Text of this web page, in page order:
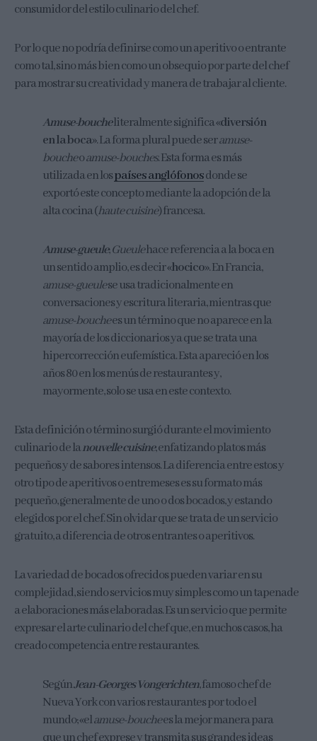
consumidor del estilo culinario del chef.
Por lo que no podría definirse como un aperitivo o entrante
como tal, sino más bien como un obsequio por parte del chef
para mostrar su creatividad y manera de trabajar al cliente.
Amuse-boucheliteralmente significa «diversión
en la boca». La forma plural puede seramuse-
boucheoamuse-bouches.​ Esta forma es más
utilizada en lospaíses anglófonosdonde se
exportó este concepto mediante la adopción de la
alta cocina (haute cuisine) francesa.
Amuse-gueule;Gueulehace referencia a la boca en
un sentido amplio, es decir «hocico». En Francia,
amuse-gueulese usa tradicionalmente en
conversaciones y escritura literaria, mientras que
amuse-bouchees un término que no aparece en la
mayoría de los diccionarios​ ya que se trata una
hipercorrección eufemística. Esta apareció en los
años 80​ en los menús de restaurantes y,
mayormente, solo se usa en este contexto.
Esta definición o término surgió durante el movimiento
culinario de lanouvelle cuisine, enfatizando platos más
pequeños y de sabores intensos.​ La diferencia entre estos y
otro tipo de aperitivos o entremeses es su formato más
pequeño, generalmente de uno o dos bocados, y estando
elegidos por el chef. Sin olvidar que se trata de un servicio
gratuito, a diferencia de otros entrantes o aperitivos.
La variedad de bocados ofrecidos pueden variar en su
complejidad, siendo servicios muy simples como un tapenade
a elaboraciones más elaboradas. Es un servicio que permite
expresar el arte culinario del chef que, en muchos casos, ha
creado competencia entre restaurantes.
SegúnJean-Georges Vongerichten, famoso chef de
Nueva York con varios restaurantes por todo el
mundo; «elamuse-bouchees la mejor manera para
que un chef exprese y transmita sus grandes ideas